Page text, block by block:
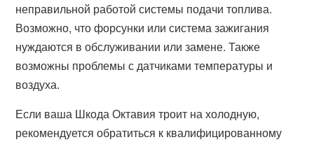
неправильной работой системы подачи топлива.
Возможно, что форсунки или система зажигания
нуждаются в обслуживании или замене. Также
возможны проблемы с датчиками температуры и
воздуха.
Если ваша Шкода Октавия троит на холодную,
рекомендуется обратиться к квалифицированному